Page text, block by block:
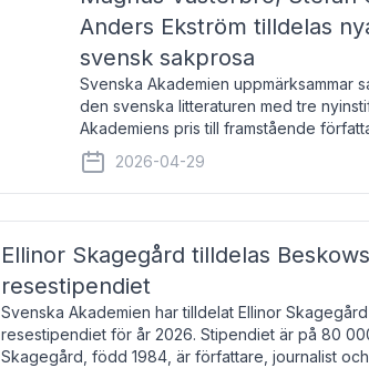
Anders Ekström tilldelas
svensk sakprosa
Svenska Akademien uppmärksammar
den svenska litteraturen med tre
Akademiens pris till framstående
sakprosa som i år går till Magnus
Akademiens pris
2026-04-29
Ellinor Skagegård tilldelas
resestipendiet
Svenska Akademien har tilldelat Ellinor
resestipendiet för år 2026. Stipendiet är på 80
Skagegård, född 1984, är författare, journalist